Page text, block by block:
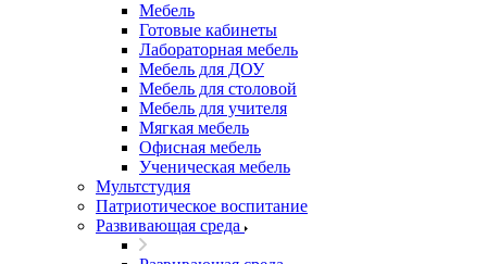
Мебель
Готовые кабинеты
Лабораторная мебель
Мебель для ДОУ
Мебель для столовой
Мебель для учителя
Мягкая мебель
Офисная мебель
Ученическая мебель
Мультстудия
Патриотическое воспитание
Развивающая среда